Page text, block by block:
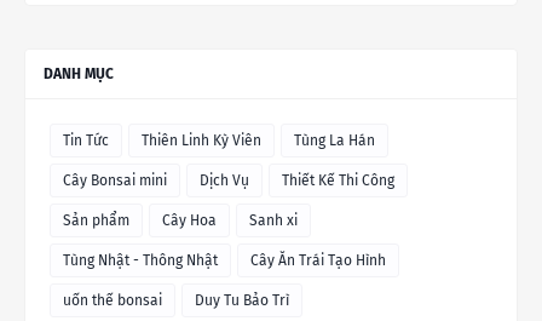
DANH MỤC
Tin Tức Thiên Linh Kỳ Viên Tùng La Hán
Cây Bonsai mini Dịch Vụ Thiết Kế Thi Công
Sản phẩm Cây Hoa Sanh xi
Tùng Nhật - Thông Nhật Cây Ăn Trái Tạo Hình
uốn thế bonsai Duy Tu Bảo Trì